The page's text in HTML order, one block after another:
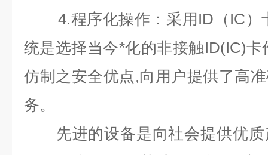
4.程序化操作：采用 ID （ IC ）
统是选择当今*化的非接触ID(IC)卡
仿制之安全优点,向用户提供了高
务。
先进的设备是向社会提供优质